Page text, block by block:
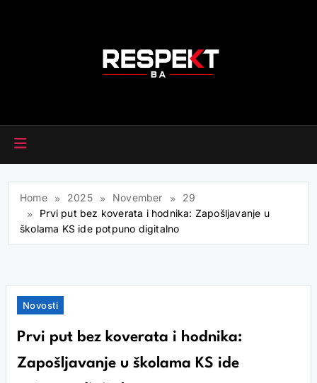
Home 2025 November
29
Prvi put bez koverata i hodnika: Zapošljavanje u
školama KS ide potpuno digitalno
Novosti
Prvi put bez koverata i hodnika:
Zapošljavanje u školama KS ide